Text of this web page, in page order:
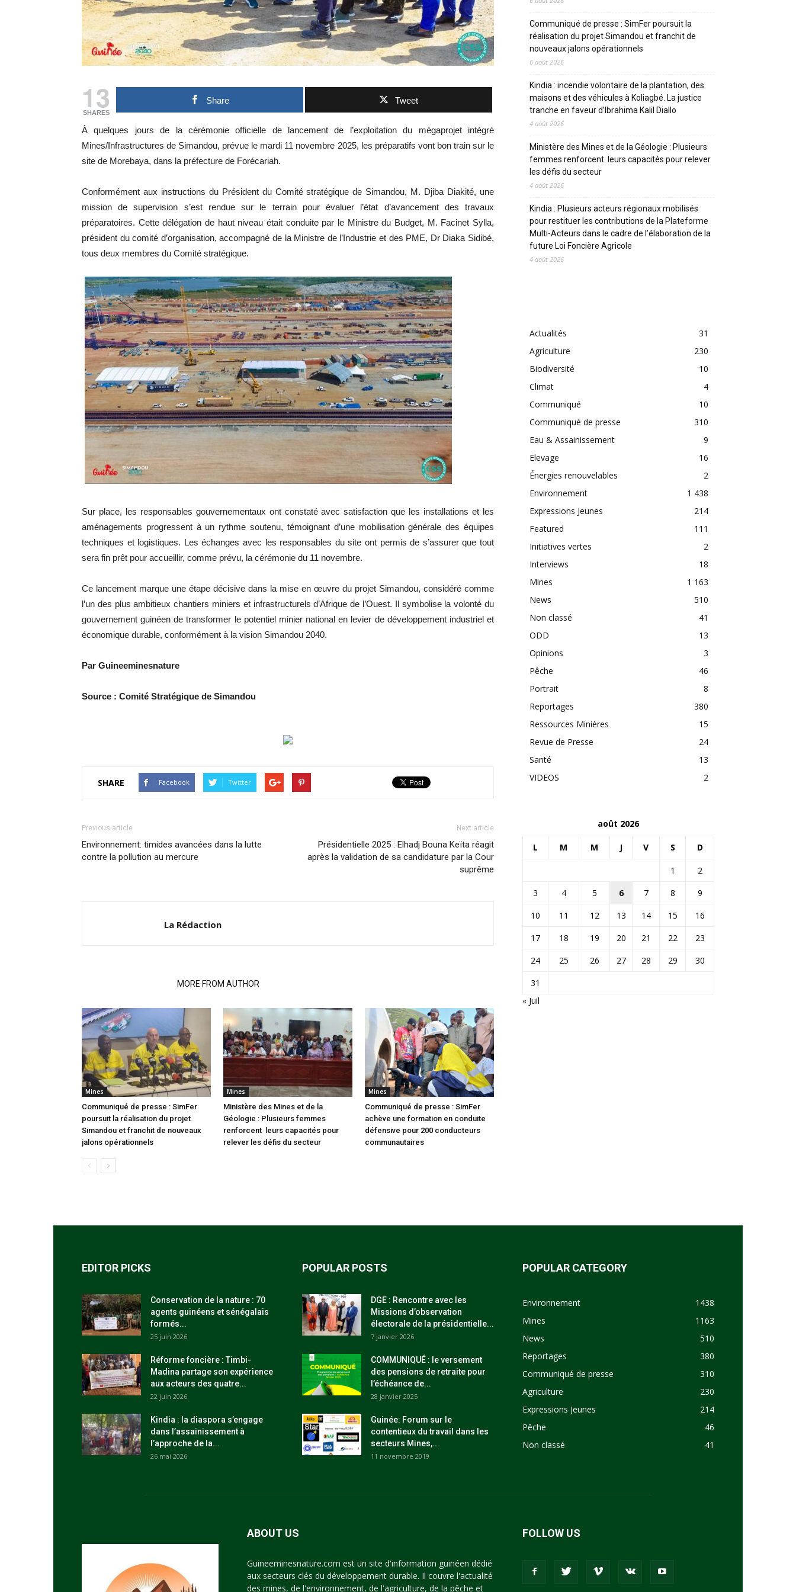
13
SHARES
Share Tweet
À quelques jours de la cérémonie officielle de lancement de l’exploitation du mégaprojet intégré
Mines/Infrastructures de Simandou, prévue le mardi 11 novembre 2025, les préparatifs vont bon train sur le
site de Morebaya, dans la préfecture de Forécariah.
Conformément aux instructions du Président du Comité stratégique de Simandou, M. Djiba Diakité, une
mission de supervision s’est rendue sur le terrain pour évaluer l’état d’avancement des travaux
préparatoires. Cette délégation de haut niveau était conduite par le Ministre du Budget, M. Facinet Sylla,
président du comité d’organisation, accompagné de la Ministre de l’Industrie et des PME, Dr Diaka Sidibé,
tous deux membres du Comité stratégique.
Sur place, les responsables gouvernementaux ont constaté avec satisfaction que les installations et les
aménagements progressent à un rythme soutenu, témoignant d’une mobilisation générale des équipes
techniques et logistiques. Les échanges avec les responsables du site ont permis de s’assurer que tout
sera fin prêt pour accueillir, comme prévu, la cérémonie du 11 novembre.
Ce lancement marque une étape décisive dans la mise en œuvre du projet Simandou, considéré comme
l’un des plus ambitieux chantiers miniers et infrastructurels d’Afrique de l’Ouest. Il symbolise la volonté du
gouvernement guinéen de transformer le potentiel minier national en levier de développement industriel et
économique durable, conformément à la vision Simandou 2040.
Par Guineeminesnature
Source : Comité Stratégique de Simandou
SHARE Facebook Twitter
Previous article
Environnement: timides avancées dans la lutte
contre la pollution au mercure
Next article
Présidentielle 2025 : Elhadj Bouna Keïta réagit
après la validation de sa candidature par la Cour
suprême
La Rédaction
MORE FROM AUTHOR
Mines
Communiqué de presse : SimFer
poursuit la réalisation du projet
Simandou et franchit de nouveaux
jalons opérationnels
Mines
Ministère des Mines et de la
Géologie : Plusieurs femmes
renforcent leurs capacités pour
relever les défis du secteur
Mines
Communiqué de presse : SimFer
achève une formation en conduite
défensive pour 200 conducteurs
communautaires
Communiqué de presse : SimFer poursuit la
réalisation du projet Simandou et franchit de
nouveaux jalons opérationnels
6 août 2026
Kindia : incendie volontaire de la plantation, des
maisons et des véhicules à Koliagbé. La justice
tranche en faveur d’Ibrahima Kalil Diallo
4 août 2026
Ministère des Mines et de la Géologie : Plusieurs
femmes renforcent leurs capacités pour relever
les défis du secteur
4 août 2026
Kindia : Plusieurs acteurs régionaux mobilisés
pour restituer les contributions de la Plateforme
Multi-Acteurs dans le cadre de l’élaboration de la
future Loi Foncière Agricole
4 août 2026
Actualités
31
Agriculture
230
Biodiversité
10
Climat
4
Communiqué
10
Communiqué de presse
310
Eau & Assainissement
9
Elevage
16
Énergies renouvelables
2
Environnement
1 438
Expressions Jeunes
214
Featured
111
Initiatives vertes
2
Interviews
18
Mines
1 163
News
510
Non classé
41
ODD
13
Opinions
3
Pêche
46
Portrait
8
Reportages
380
Ressources Minières
15
Revue de Presse
24
Santé
13
VIDEOS
2
août 2026
L M M J V S D
1
2
3
4 5 6 7 8
9
10
11 12 13 14 15
16
17
18 19 20 21 22
23
24
25 26 27 28 29
30
31
« Juil
EDITOR PICKS
Conservation de la nature : 70
agents guinéens et sénégalais
formés...
25 juin 2026
Réforme foncière : Timbi-
Madina partage son expérience
aux acteurs des quatre...
22 juin 2026
Kindia : la diaspora s’engage
dans l’assainissement à
l’approche de la...
26 mai 2026
POPULAR POSTS
DGE : Rencontre avec les
Missions d’observation
électorale de la présidentielle...
7 janvier 2026
COMMUNIQUÉ : le versement
des pensions de retraite pour
l’échéance de...
28 janvier 2025
Guinée: Forum sur le
contentieux du travail dans les
secteurs Mines,...
11 novembre 2019
POPULAR CATEGORY
Environnement
1438
Mines
1163
News
510
Reportages
380
Communiqué de presse
310
Agriculture
230
Expressions Jeunes
214
Pêche
46
Non classé
41
ABOUT US
Guineeminesnature.com est un site d'information guinéen dédié
aux secteurs clés du développement durable. Il couvre l'actualité
des mines, de l'environnement, de l'agriculture, de la pêche et
FOLLOW US